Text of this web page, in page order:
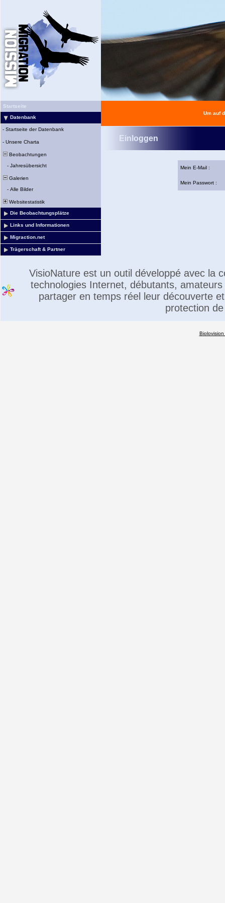
Startseite
Datenbank
- Startseite der Datenbank
- Unsere Charta
Beobachtungen
- Jahresübersicht
Galerien
- Alle Bilder
Websitestatistik
Die Beobachtungsplätze
Links und Informationen
Migraction.net
Trägerschaft & Partner
Um auf
Einloggen
Mein E-Mail :
Mein Passwort :
VisioNature est un outil développé avec la
technologies Internet, débutants,
partager en temps réel leur découverte
protection
Biolovision